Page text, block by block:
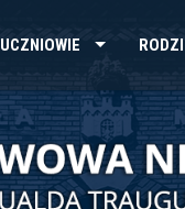
UCZNIOWIE